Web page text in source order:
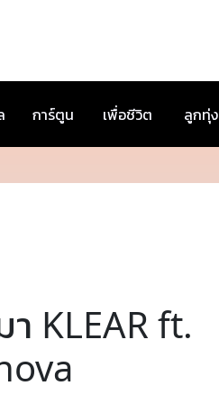
การ์ตูน เพื่อชีวิต ลูกทุ่ง
KLEAR ft.